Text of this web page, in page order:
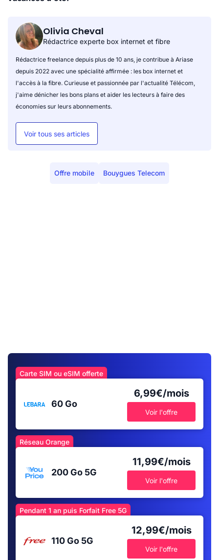
Olivia Cheval
Rédactrice experte box internet et fibre
Rédactrice freelance depuis plus de 10 ans, je contribue à Ariase
depuis 2022 avec une spécialité affirmée : les box internet et
l'accès à la fibre. Curieuse et passionnée par l'actualité Télécom,
j'aime dénicher les bons plans et aider les lecteurs à faire des
économies sur leurs abonnements.
Voir tous ses articles
Offre mobile Bouygues Telecom
Carte SIM ou eSIM offerte
60 Go
6,99€/mois
Voir l'offre
Réseau Orange
200 Go 5G
11,99€/mois
Voir l'offre
Pendant 1 an puis Forfait Free 5G
110 Go 5G
12,99€/mois
Voir l'offre